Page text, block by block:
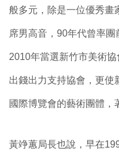
般多元，除是一位優秀畫
席男高音，90年代曾率團
2010年當選新竹市美術
出錢出力支持協會，更使
國際博覽會的藝術團體，
黃竫蕙局長也說，早在